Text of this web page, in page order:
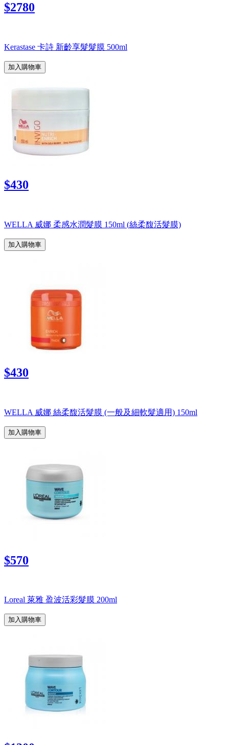
$2780
Kerastase 卡詩 新齡享髮髮膜 500ml
加入購物車
$430
WELLA 威娜 柔感水潤髮膜 150ml (絲柔馥活髮膜)
加入購物車
$430
WELLA 威娜 絲柔馥活髮膜 (一般及細軟髮適用) 150ml
加入購物車
$570
Loreal 萊雅 盈波活彩髮膜 200ml
加入購物車